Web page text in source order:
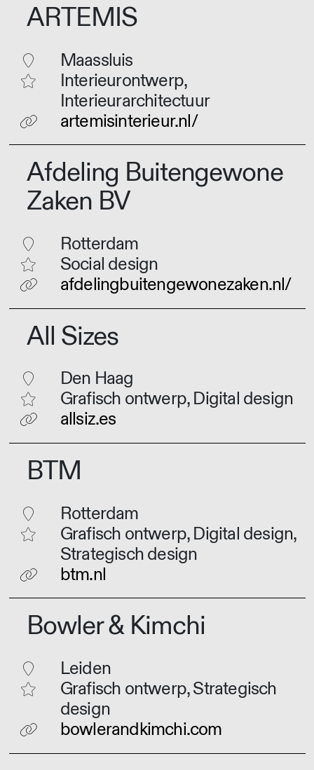
ARTEMIS
Maassluis
Interieurontwerp,
Interieurarchitectuur
artemisinterieur.nl/
Afdeling Buitengewone
Zaken BV
Rotterdam
Social design
afdelingbuitengewonezaken.nl/
All Sizes
Den Haag
Grafisch ontwerp, Digital design
allsiz.es
BTM
Rotterdam
Grafisch ontwerp, Digital design,
Strategisch design
btm.nl
Bowler & Kimchi
Leiden
Grafisch ontwerp, Strategisch
design
bowlerandkimchi.com